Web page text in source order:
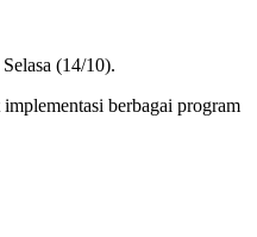
(14/10).
berbagai program